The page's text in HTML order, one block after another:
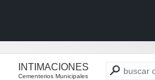
INTIMACIONES
Cementerios Municipales